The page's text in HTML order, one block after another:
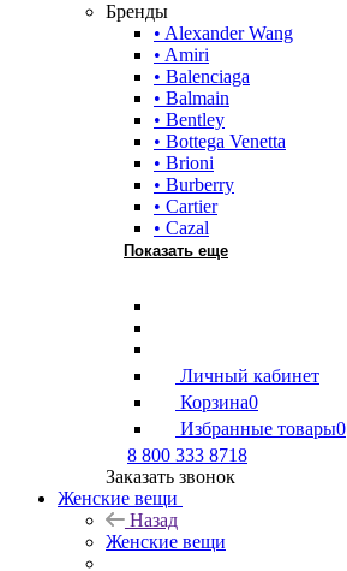
Бренды
• Alexander Wang
• Amiri
• Balenciaga
• Balmain
• Bentley
• Bottega Venetta
• Brioni
• Burberry
• Cartier
• Cazal
Показать еще
Личный кабинет
Корзина0
Избранные товары0
8 800 333 8718
Заказать звонок
Женские вещи
Назад
Женские вещи